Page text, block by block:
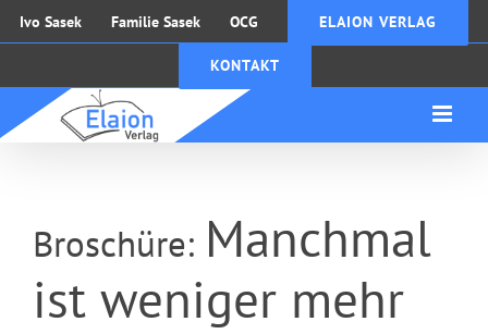
Zum
Inhalt
Ivo Sasek Familie Sasek OCG ELAION VERLAG
KONTAKT
Broschüre: Manchmal
ist weniger mehr